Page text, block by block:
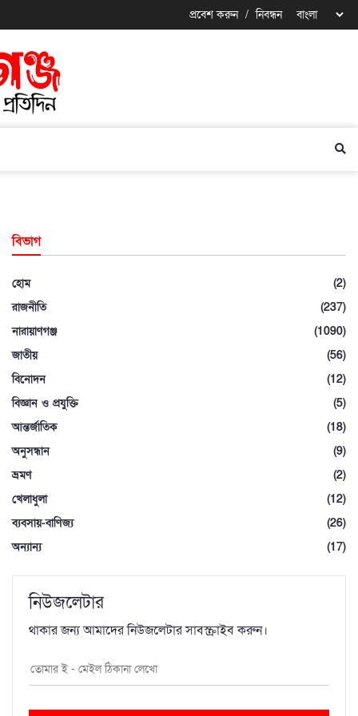
প্রবেশ করুন / নিবন্ধন
বিভাগ
হোম
(2)
রাজনীতি
(237)
নারায়াণগঞ্জ
(1090)
জাতীয়
(56)
বিনোদন
(12)
বিজ্ঞান ও প্রযুক্তি
(5)
আন্তর্জাতিক
(18)
অনুসন্ধান
(9)
ভ্রমণ
(2)
খেলাধুলা
(12)
ব্যবসায়-বাণিজ্য
(26)
অন্যান্য
(17)
নিউজলেটার
থাকার জন্য আমাদের নিউজলেটার সাবস্ক্রাইব করুন।